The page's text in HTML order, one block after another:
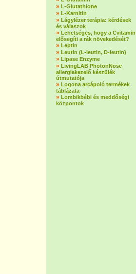
» L-Glutathione
» L-Karnitin
» Lágylézer terápia: kérdések
és válaszok
» Lehetséges, hogy a Cvitamin
elősegíti a rák növekedését?
» Leptin
» Leutin (L-leutin, D-leutin)
» Lipase Enzyme
» LivingLAB PhotonNose
allergiakezelő készülék
útmutatója
» Logona arcápoló termékek
táblázata
» Lombikbébi és meddőségi
központok